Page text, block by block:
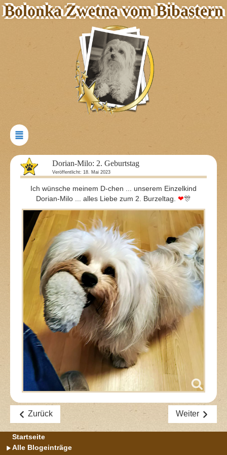
Bolonka Zwetna vom Bibastern
Dorian-Milo: 2. Geburtstag
Veröffentlicht: 18. Mai 2023
Ich wünsche meinem D-chen ... unserem Einzelkind
Dorian-Milo ... alles Liebe zum 2. Burzeltag. ❤🎊
Zurück Weiter
Startseite
Alle Blogeinträge